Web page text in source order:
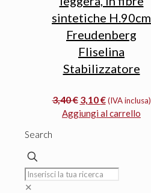
sintetiche H.90cm
Freudenberg
Fliselina
Stabilizzatore
3,40€ Il
prezzo
3,10€Il
prezzo
(IVA inclusa)
Aggiungi al carrello
Search
✕